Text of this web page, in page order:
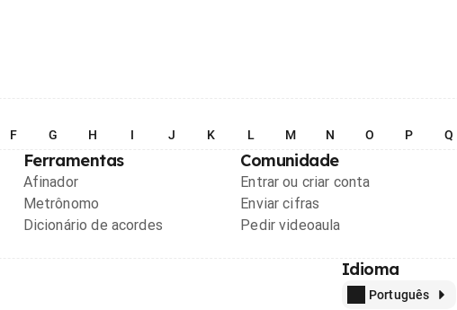
F G H I J K L M N O P Q
Ferramentas
Afinador
Metrônomo
Dicionário de acordes
Comunidade
Entrar ou criar conta
Enviar cifras
Pedir videoaula
Idioma
Português